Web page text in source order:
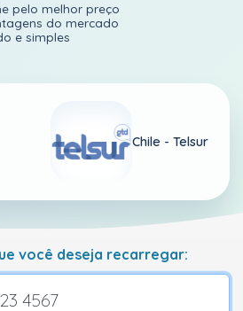
pelo melhor preço
do mercado
e simples
Chile - Telsur
você deseja recarregar: